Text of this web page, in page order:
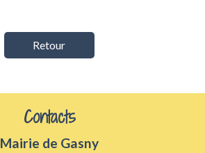
Retour
Contacts
Mairie de Gasny